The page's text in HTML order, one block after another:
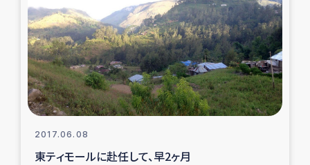
漁民によるマングローブ植林活動
レバノンでのシリア難民への食糧・越冬支援
レバノンにおける緊急支援
レバノンでのシリア難民への教育支援事業
2017.06.08
東ティモールに赴任して、早2ヶ月